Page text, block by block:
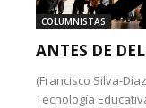
COLUMNISTAS
ANTES DE
(Francisco Silva-
Tecnología